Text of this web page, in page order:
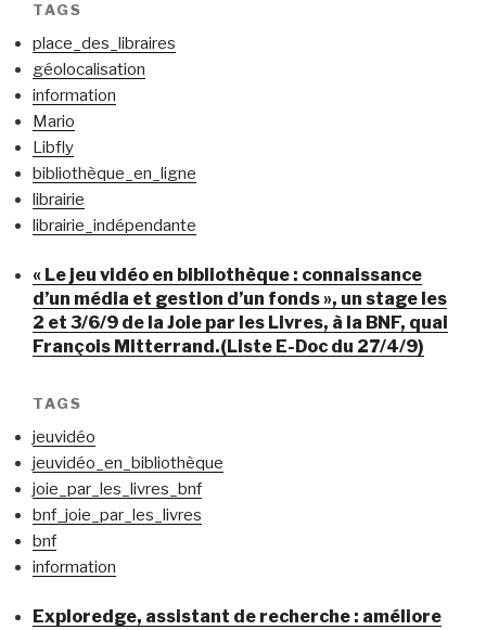
TAGS
place_des_libraires
géolocalisation
information
Mario
Libfly
bibliothèque_en_ligne
librairie
librairie_indépendante
« Le jeu vidéo en bibliothèque : connaissance
d’un média et gestion d’un fonds », un stage les
2 et 3/6/9 de la Joie par les Livres, à la BNF, quai
François Mitterrand.(Liste E-Doc du 27/4/9)
TAGS
jeuvidéo
jeuvidéo_en_bibliothèque
joie_par_les_livres_bnf
bnf_joie_par_les_livres
bnf
information
Exploredge, assistant de recherche : améliore